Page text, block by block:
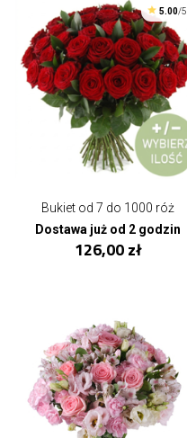
5.00/5
Bukiet od 7 do 1000 róż
Dostawa już od 2 godzin
126,00 zł